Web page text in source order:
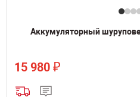
Аккумуляторный
15 980 ₽